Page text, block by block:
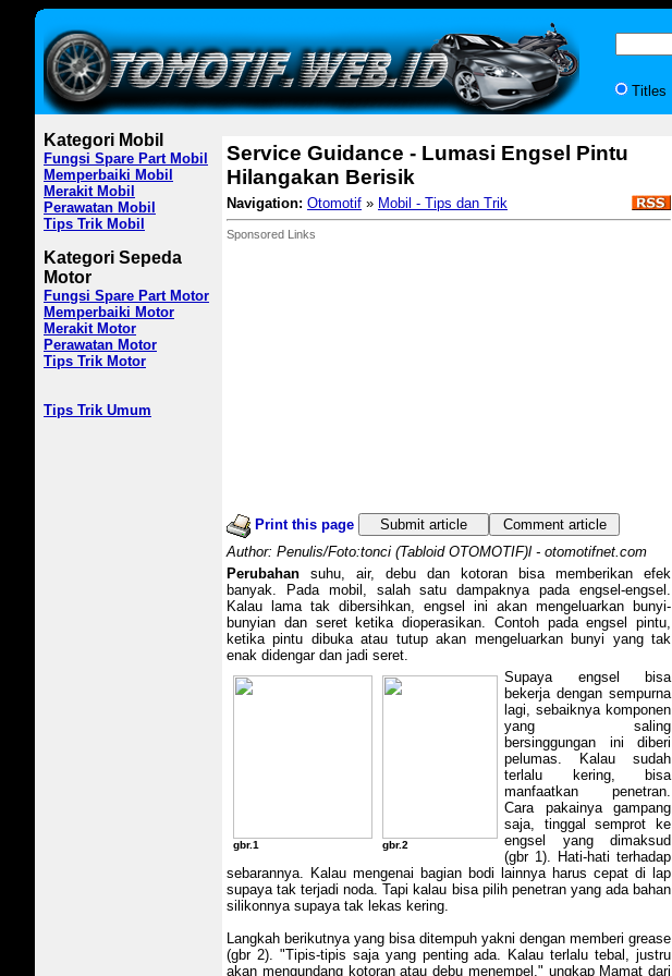
Titles
Kategori Mobil
Fungsi Spare Part Mobil
Memperbaiki Mobil
Merakit Mobil
Perawatan Mobil
Tips Trik Mobil
Kategori Sepeda
Motor
Fungsi Spare Part Motor
Memperbaiki Motor
Merakit Motor
Perawatan Motor
Tips Trik Motor
Tips Trik Umum
Service Guidance - Lumasi Engsel Pintu
Hilangakan Berisik
Navigation: Otomotif » Mobil - Tips dan Trik
Sponsored Links
Print this page Submit article
Comment article
Author: Penulis/Foto:tonci (Tabloid OTOMOTIF)l - otomotifnet.com
Perubahan suhu, air, debu dan kotoran bisa memberikan efek
banyak. Pada mobil, salah satu dampaknya pada engsel-engsel.
Kalau lama tak dibersihkan, engsel ini akan mengeluarkan bunyi-
bunyian dan seret ketika dioperasikan. Contoh pada engsel pintu,
ketika pintu dibuka atau tutup akan mengeluarkan bunyi yang tak
enak didengar dan jadi seret.
gbr.1 gbr.2
Supaya engsel bisa
bekerja dengan sempurna
lagi, sebaiknya komponen
yang saling
bersinggungan ini diberi
pelumas. Kalau sudah
terlalu kering, bisa
manfaatkan penetran.
Cara pakainya gampang
saja, tinggal semprot ke
engsel yang dimaksud
(gbr 1). Hati-hati terhadap
sebarannya. Kalau mengenai bagian bodi lainnya harus cepat di lap
supaya tak terjadi noda. Tapi kalau bisa pilih penetran yang ada bahan
silikonnya supaya tak lekas kering.
Langkah berikutnya yang bisa ditempuh yakni dengan memberi grease
(gbr 2). "Tipis-tipis saja yang penting ada. Kalau terlalu tebal, justru
akan mengundang kotoran atau debu menempel," ungkap Mamat dari